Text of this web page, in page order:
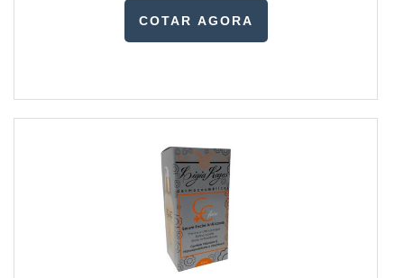
COTAR AGORA